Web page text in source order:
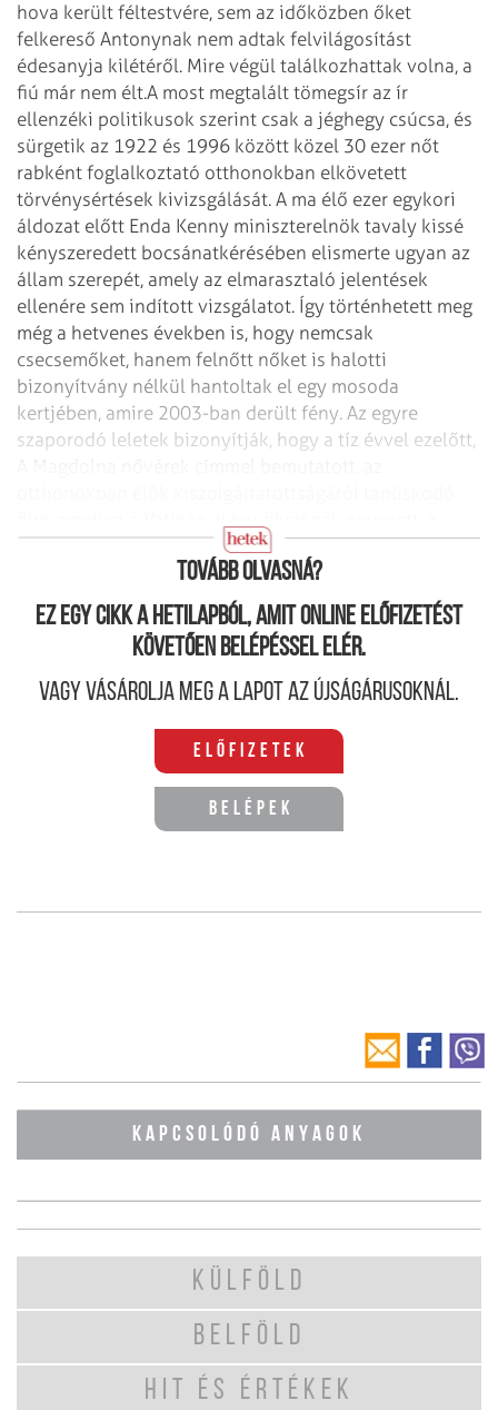
hova került féltestvére, sem az időközben őket
felkereső Antonynak nem adtak felvilágosítást
édesanyja kilétéről. Mire végül találkozhattak volna, a
fiú már nem élt.A most megtalált tömegsír az ír
ellenzéki politikusok szerint csak a jéghegy csúcsa, és
sürgetik az 1922 és 1996 között közel 30 ezer nőt
rabként foglalkoztató otthonokban elkövetett
törvénysértések kivizsgálását. A ma élő ezer egykori
áldozat előtt Enda Kenny miniszterelnök tavaly kissé
kényszeredett bocsánatkérésében elismerte ugyan az
állam szerepét, amely az elmarasztaló jelentések
ellenére sem indított vizsgálatot. Így történhetett meg
még a hetvenes években is, hogy nemcsak
csecsemőket, hanem felnőtt nőket is halotti
bizonyítvány nélkül hantoltak el egy mosoda
kertjében, amire 2003-ban derült fény. Az egyre
szaporodó leletek bizonyítják, hogy a tíz évvel ezelőtt,
valóságon alapszik.
Tovább olvasná?
Ez egy cikk a hetilapból, amit online előfizetést
követően belépéssel elér.
Vagy vásárolja meg a lapot az újságárusoknál.
Előfizetek
Belépek
KAPCSOLÓDÓ ANYAGOK
KÜLFÖLD
BELFÖLD
HIT ÉS ÉRTÉKEK